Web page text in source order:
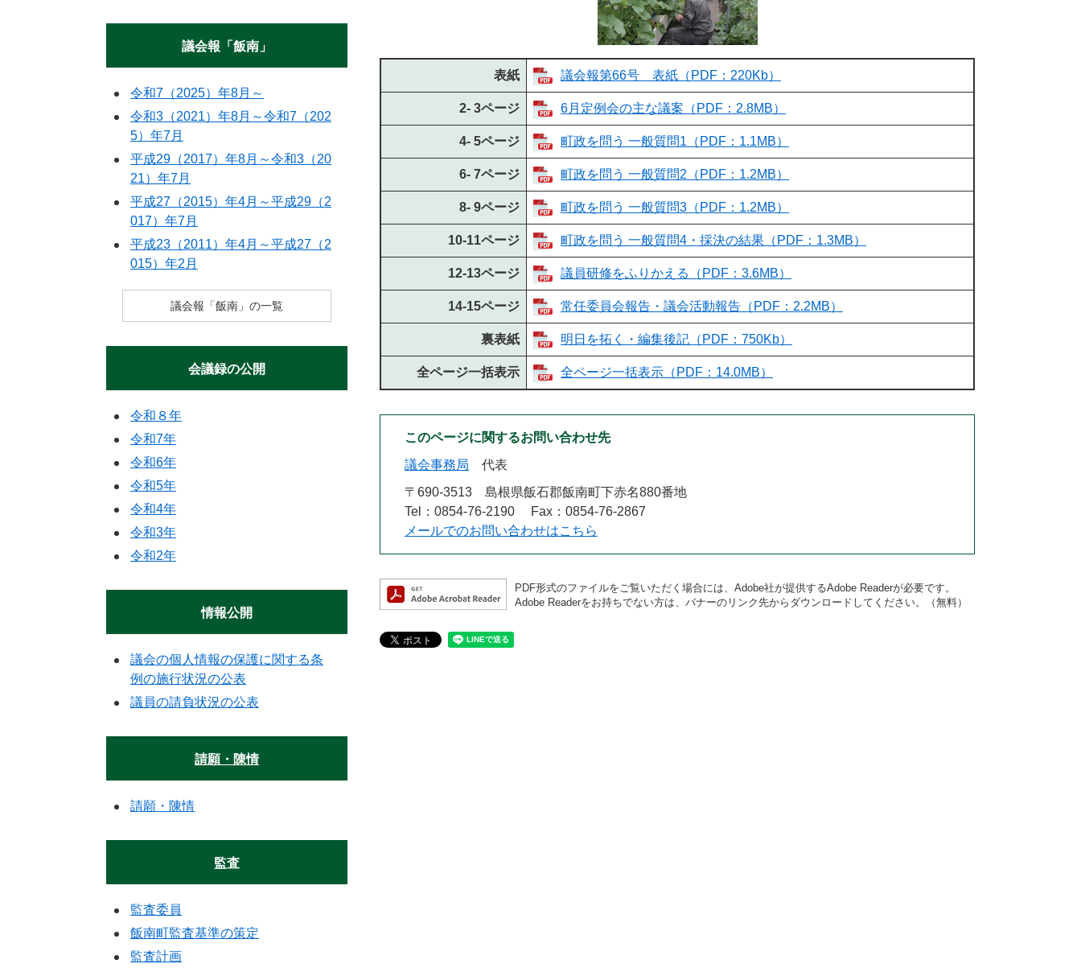
表紙 議会報第66号 表紙（PDF：220Kb）
2- 3ページ 6月定例会の主な議案（PDF：2.8MB）
4- 5ページ 町政を問う 一般質問1（PDF：1.1MB）
6- 7ページ 町政を問う 一般質問2（PDF：1.2MB）
8- 9ページ 町政を問う 一般質問3（PDF：1.2MB）
10-11ページ 町政を問う 一般質問4・採決の結果（PDF：1.3MB）
12-13ページ 議員研修をふりかえる（PDF：3.6MB）
14-15ページ 常任委員会報告・議会活動報告（PDF：2.2MB）
裏表紙 明日を拓く・編集後記（PDF：750Kb）
全ページ一括表示 全ページ一括表示（PDF：14.0MB）
このページに関するお問い合わせ先
議会事務局
代表
〒690-3513
島根県飯石郡飯南町下赤名880番地
Tel：0854-76-2190
Fax：0854-76-2867
メールでのお問い合わせはこちら
PDF形式のファイルをご覧いただく場合には、Adobe社が提供するAdobe Readerが必要です。
Adobe Readerをお持ちでない方は、バナーのリンク先からダウンロードしてください。（無料）
議会報「飯南」
令和7（2025）年8月～
令和3（2021）年8月～令和7（202
5）年7月
平成29（2017）年8月～令和3（20
21）年7月
平成27（2015）年4月～平成29（2
017）年7月
平成23（2011）年4月～平成27（2
015）年2月
議会報「飯南」の一覧
会議録の公開
令和８年
令和7年
令和6年
令和5年
令和4年
令和3年
令和2年
情報公開
議会の個人情報の保護に関する条
例の施行状況の公表
議員の請負状況の公表
請願・陳情
請願・陳情
監査
監査委員
飯南町監査基準の策定
監査計画